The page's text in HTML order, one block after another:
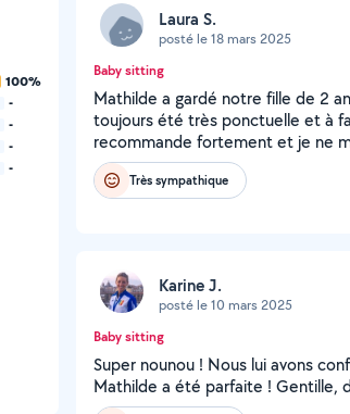
100%
-
-
-
-
Laura S.
posté le 18 mars 2025
Baby sitting
Mathilde a gardé notre fille de 2
toujours été très ponctuelle et à
recommande fortement et je ne
Très sympathique
Karine J.
posté le 10 mars 2025
Baby sitting
Super nounou ! Nous lui avons
Mathilde a été parfaite ! Gentille,